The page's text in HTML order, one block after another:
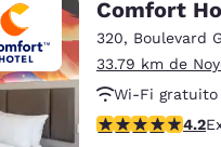
Comfort
320, Boulevard
33.79 km de
Wi-Fi gratuito
classificação4.2